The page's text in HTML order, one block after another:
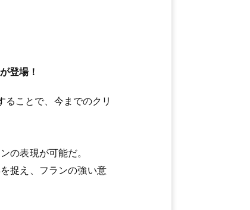
登場！
ことで、今までのクリ
の表現が可能だ。
捉え、フランの強い意